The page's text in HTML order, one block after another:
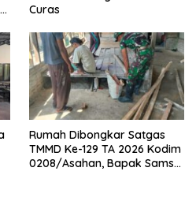
Curas
Rumah Dibongkar Satgas
TMMD Ke-129 TA 2026 Kodim
0208/Asahan, Bapak Samsul